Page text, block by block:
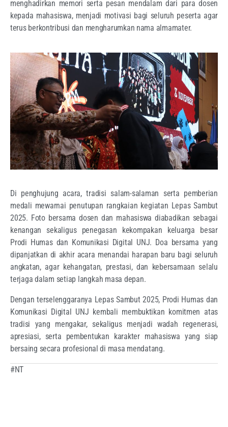
menghadirkan memori serta pesan mendalam dari para dosen
kepada mahasiswa, menjadi motivasi bagi seluruh peserta agar
terus berkontribusi dan mengharumkan nama almamater.
Di penghujung acara, tradisi salam-salaman serta pemberian
medali mewarnai penutupan rangkaian kegiatan Lepas Sambut
2025. Foto bersama dosen dan mahasiswa diabadikan sebagai
kenangan sekaligus penegasan kekompakan keluarga besar
Prodi Humas dan Komunikasi Digital UNJ. Doa bersama yang
dipanjatkan di akhir acara menandai harapan baru bagi seluruh
angkatan, agar kehangatan, prestasi, dan kebersamaan selalu
terjaga dalam setiap langkah masa depan.
Dengan terselenggaranya Lepas Sambut 2025, Prodi Humas dan
Komunikasi Digital UNJ kembali membuktikan komitmen atas
tradisi yang mengakar, sekaligus menjadi wadah regenerasi,
apresiasi, serta pembentukan karakter mahasiswa yang siap
bersaing secara profesional di masa mendatang.
#NT